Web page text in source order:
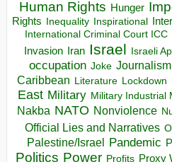
Human Rights Hunger
Rights
Inequality Inspirational
International Criminal Court ICC
Invasion Iran Israel Israeli
occupation Joke Journalism
Caribbean Literature Lockdown
East Military Military Industrial
Nakba NATO Nonviolence
Official Lies and Narratives
Palestine/Israel Pandemic
Politics Power Profits Proxy